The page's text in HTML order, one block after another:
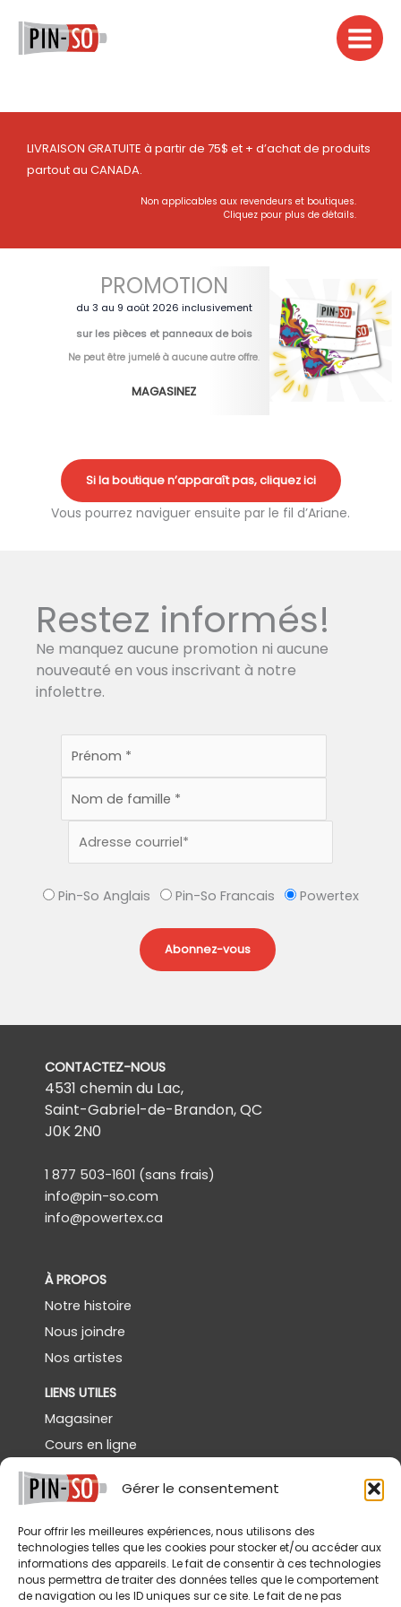
Gérer le consentement
Pour offrir les meilleures expériences, nous utilisons des
technologies telles que les cookies pour stocker et/ou accéder aux
informations des appareils. Le fait de consentir à ces technologies
nous permettra de traiter des données telles que le comportement
de navigation ou les ID uniques sur ce site. Le fait de ne pas
contenu
LIVRAISON GRATUITE à partir de 75$ et + d’achat de produits
partout au CANADA.
Non applicables aux revendeurs et boutiques.
Cliquez pour plus de détails.
PROMOTION
du 3 au 9 août 2026 inclusivement
sur les pièces et panneaux de bois
Ne peut être jumelé à aucune autre offre.
MAGASINEZ
Si la boutique n’apparaît pas, cliquez ici
Vous pourrez naviguer ensuite par le fil d’Ariane.
Restez informés!
Ne manquez aucune promotion ni aucune
nouveauté en vous inscrivant à notre
infolettre.
Pin-So Anglais Pin-So Francais Powertex
CONTACTEZ-NOUS
4531 chemin du Lac,
Saint-Gabriel-de-Brandon, QC
J0K 2N0
1 877 503-1601 (sans frais)
info@pin-so.com
info@powertex.ca
À PROPOS
Notre histoire
Nous joindre
Nos artistes
LIENS UTILES
Magasiner
Cours en ligne
Démos gratuites
Powertex Canada
SERVICES
Livraison